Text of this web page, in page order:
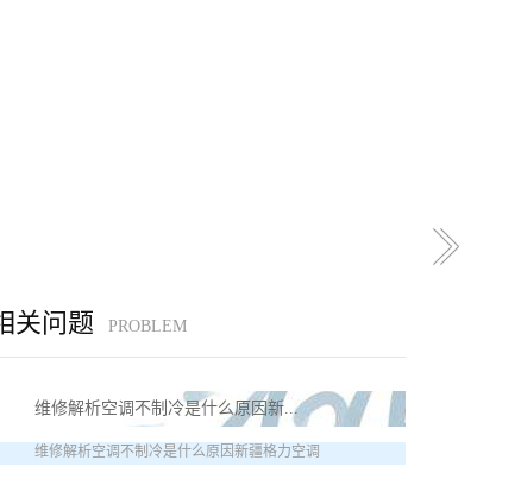
关问题 PROBLEM
维修解析空调不制冷是什么原因新...
维修解析空调不制冷是什么原因新疆格力空调